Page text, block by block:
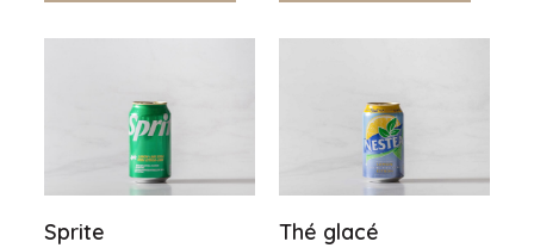
Sprite Thé glacé